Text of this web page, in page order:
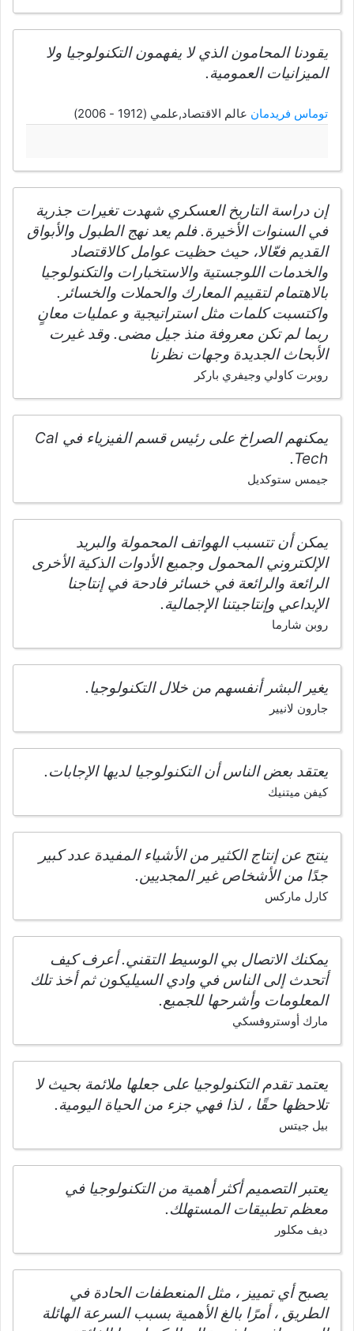
يقودنا المحامون الذي لا يفهمون التكنولوجيا ولا
الميزانيات العمومية.
توماس فريدمان عالم الاقتصاد,علمي (1912 - 2006)
إن دراسة التاريخ العسكري شهدت تغيرات جذرية
في السنوات الأخيرة. فلم يعد نهج الطبول والأبواق
القديم فعّالا، حيث حظيت عوامل كالاقتصاد
والخدمات اللوجستية والاستخبارات والتكنولوجيا
بالاهتمام لتقييم المعارك والحملات والخسائر.
واكتسبت كلمات مثل استراتيجية و عمليات معانٍ
ربما لم تكن معروفة منذ جيل مضى. وقد غيرت
الأبحاث الجديدة وجهات نظرنا
روبرت كاولي وجيفري باركر
يمكنهم الصراخ على رئيس قسم الفيزياء في Cal
Tech.
جيمس ستوكديل
يمكن أن تتسبب الهواتف المحمولة والبريد
الإلكتروني المحمول وجميع الأدوات الذكية الأخرى
الرائعة والرائعة في خسائر فادحة في إنتاجنا
الإبداعي وإنتاجيتنا الإجمالية.
روبن شارما
يغير البشر أنفسهم من خلال التكنولوجيا.
جارون لانيير
يعتقد بعض الناس أن التكنولوجيا لديها الإجابات.
كيفن ميتنيك
ينتج عن إنتاج الكثير من الأشياء المفيدة عدد كبير
جدًا من الأشخاص غير المجديين.
كارل ماركس
يمكنك الاتصال بي الوسيط التقني. أعرف كيف
أتحدث إلى الناس في وادي السيليكون ثم أخذ تلك
المعلومات وأشرحها للجميع.
مارك أوستروفسكي
يعتمد تقدم التكنولوجيا على جعلها ملائمة بحيث لا
تلاحظها حقًا ، لذا فهي جزء من الحياة اليومية.
بيل جيتس
يعتبر التصميم أكثر أهمية من التكنولوجيا في
معظم تطبيقات المستهلك.
ديف مكلور
يصبح أي تمييز ، مثل المنعطفات الحادة في
الطريق ، أمرًا بالغ الأهمية بسبب السرعة الهائلة